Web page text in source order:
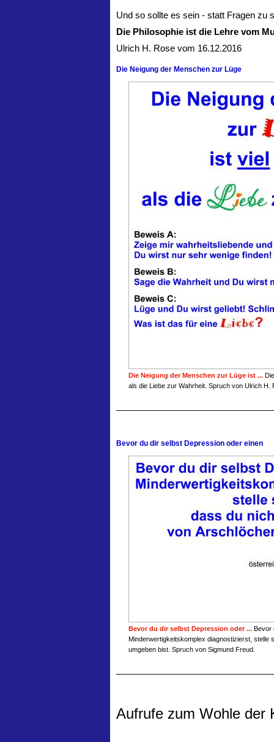
Und so sollte es sein - statt Fragen zu
Die Philosophie ist die Lehre vom
Ulrich H. Rose vom 16.12.2016
Die Neigung der Menschen zur Lüge
Die Neigung der Menschen zur Lüge ist ...
als die Liebe zur Wahrheit. Spruch von Ulrich H.
Bevor du dir selbst Depression oder einen
Bevor du dir selbst Depression oder ... Bevor
Minderwertigkeitskomplex diagnostizierst, stelle
umgeben bist. Spruch von Sigmund Freud.
Aufrufe zum Wohle der